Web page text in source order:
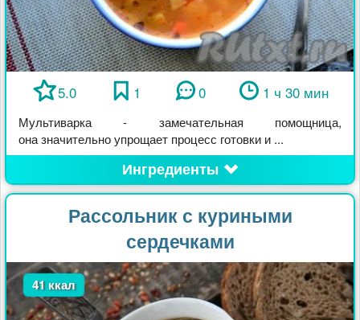
5.0 1 0 1 ч 30 мин
Мультиварка - замечательная помощница,
она значительно упрощает процесс готовки и ...
Ингредиенты
Рассольник с куриными
сердечками
41 ккал